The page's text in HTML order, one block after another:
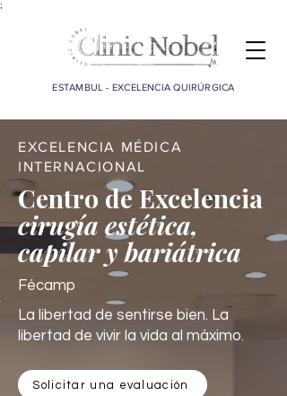
;
ESTAMBUL - EXCELENCIA QUIRÚRGICA
EXCELENCIA MÉDICA
INTERNACIONAL
Centro de Excelencia
cirugía estética,
capilar y bariátrica
Fécamp
La libertad de sentirse bien. La
libertad de vivir la vida al máximo.
Solicitar una evaluación